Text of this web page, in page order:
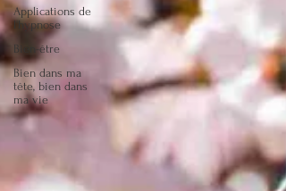
Applications de
l'hypnose
Bien-être
Bien dans ma
tête, bien dans
ma vie